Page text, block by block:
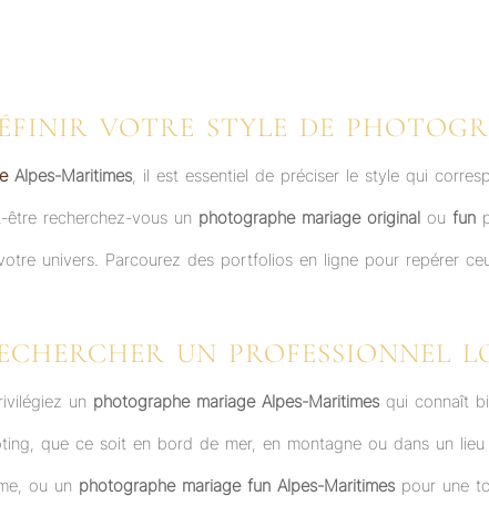
VOTRE STYLE DE
Alpes-Maritimes, il est essentiel de préciser le style qui
recherchez-vous un photographe mariage originalou fun
univers. Parcourez des portfolios en ligne pour repérer
UN PROFESSIONNEL
un photographe mariage Alpes-Maritimes qui connaît
que ce soit en bord de mer, en montagne ou dans un
ou un photographe mariage fun Alpes-Maritimespour une